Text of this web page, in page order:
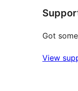
Got
View